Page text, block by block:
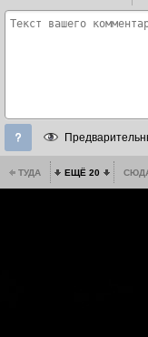
ТУДА ЕЩЁ 20